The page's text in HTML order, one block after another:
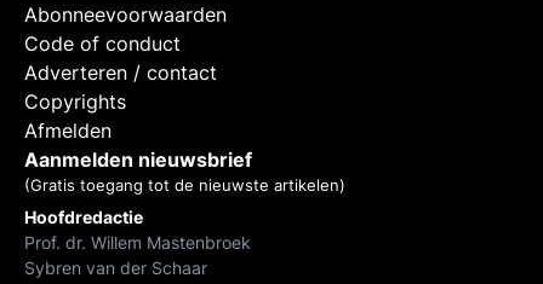
Abonneevoorwaarden
Code of conduct
Adverteren / contact
Copyrights
Afmelden
Aanmelden nieuwsbrief
(Gratis toegang tot de nieuwste artikelen)
Hoofdredactie
Prof. dr. Willem Mastenbroek
Sybren van der Schaar